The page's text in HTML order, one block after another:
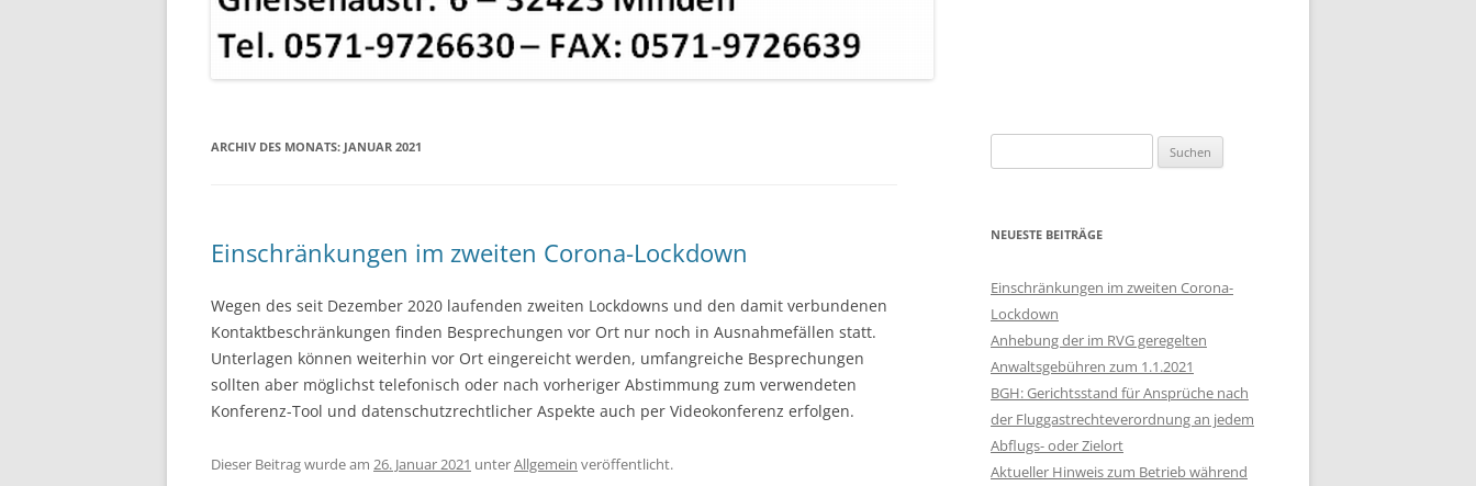
ARCHIV DES MONATS: JANUAR 2021
Einschränkungen im zweiten Corona-Lockdown
Wegen des seit Dezember 2020 laufenden zweiten Lockdowns und den damit verbundenen
Kontaktbeschränkungen finden Besprechungen vor Ort nur noch in Ausnahmefällen statt.
Unterlagen können weiterhin vor Ort eingereicht werden, umfangreiche Besprechungen
sollten aber möglichst telefonisch oder nach vorheriger Abstimmung zum verwendeten
Konferenz-Tool und datenschutzrechtlicher Aspekte auch per Videokonferenz erfolgen.
Dieser Beitrag wurde am 26. Januar 2021 unterAllgemein veröffentlicht.
nach:
NEUESTE BEITRÄGE
Einschränkungen im zweiten Corona-
Lockdown
Anhebung der im RVG geregelten
Anwaltsgebühren zum 1.1.2021
BGH: Gerichtsstand für Ansprüche nach
der Fluggastrechteverordnung an jedem
Abflugs- oder Zielort
Aktueller Hinweis zum Betrieb während